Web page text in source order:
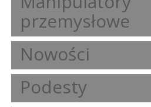
przemysłowe
Nowości
Podesty